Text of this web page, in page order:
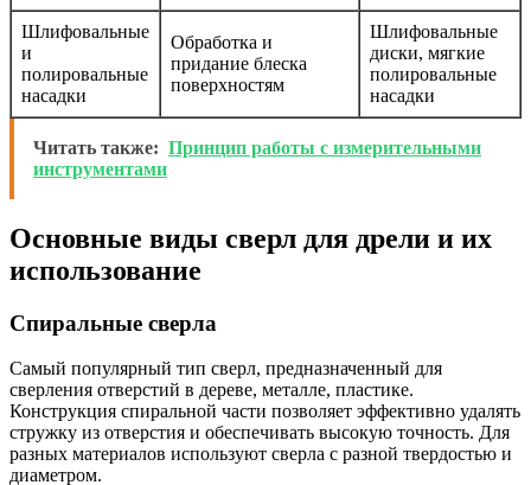
Шлифовальные
и
полировальные
насадки
Обработка и
придание блеска
поверхностям
Шлифовальные
диски, мягкие
полировальные
насадки
Читать также: Принцип работы с измерительными
инструментами
Основные виды сверл для дрели и их
использование
Спиральные сверла
Самый популярный тип сверл, предназначенный для
сверления отверстий в дереве, металле, пластике.
Конструкция спиральной части позволяет эффективно удалять
стружку из отверстия и обеспечивать высокую точность. Для
разных материалов используют сверла с разной твердостью и
диаметром.